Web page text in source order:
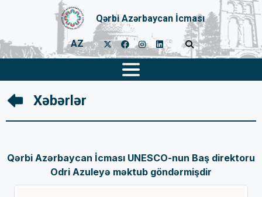
Qərbi Azərbaycan İcması
AZ
Xəbərlər
Qərbi Azərbaycan İcması UNESCO-nun Baş direktoru
Odri Azuleyə məktub göndərmişdir